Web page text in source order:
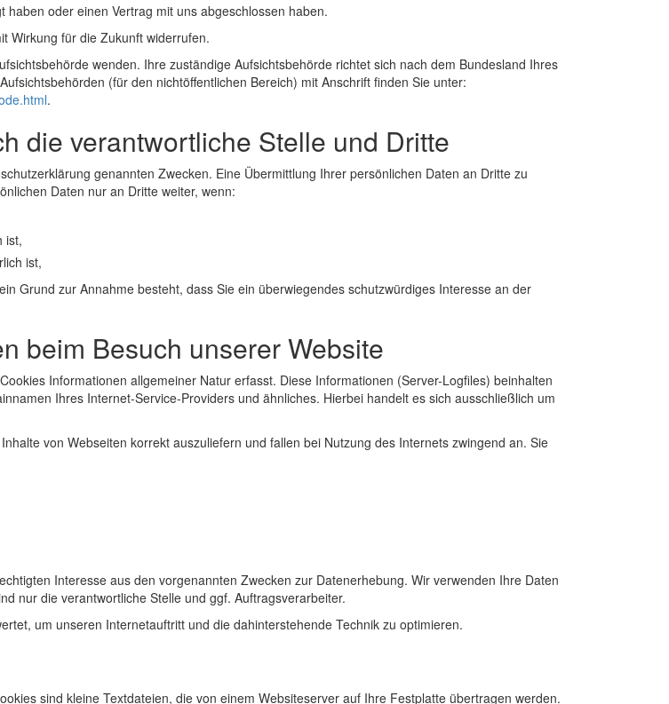
oder einen Vertrag mit uns abgeschlossen haben.
Wirkung für die Zukunft widerrufen.
wenden. Ihre zuständige Aufsichtsbehörde richtet sich nach dem Bundesland Ihres
(für den nichtöffentlichen Bereich) mit Anschrift finden Sie unter:
.
die verantwortliche Stelle und Dritte
genannten Zwecken. Eine Übermittlung Ihrer persönlichen Daten an Dritte zu
Daten nur an Dritte weiter, wenn:
ist,
ist,
Grund zur Annahme besteht, dass Sie ein überwiegendes schutzwürdiges Interesse an der
beim Besuch unserer Website
Informationen allgemeiner Natur erfasst. Diese Informationen (Server-Logfiles) beinhalten
Ihres Internet-Service-Providers und ähnliches. Hierbei handelt es sich ausschließlich um
von Webseiten korrekt auszuliefern und fallen bei Nutzung des Internets zwingend an. Sie
Interesse aus den vorgenannten Zwecken zur Datenerhebung. Wir verwenden Ihre Daten
nur die verantwortliche Stelle und ggf. Auftragsverarbeiter.
um unseren Internetauftritt und die dahinterstehende Technik zu optimieren.
sind kleine Textdateien, die von einem Websiteserver auf Ihre Festplatte übertragen werden.